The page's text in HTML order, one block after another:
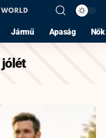
Jármű Apaság Nők
jólét